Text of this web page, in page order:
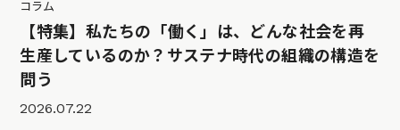
コラム
【特集】私たちの「働く」は、どんな社会を再
生産しているのか？サステナ時代の組織の構造を
問う
2026.07.22